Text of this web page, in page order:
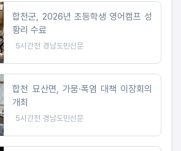
합천군, 2026년 초등학생 영어캠프 성
황리 수료
5시간전 경남도민신문
합천 묘산면, 가뭄·폭염 대책 이장회의
개최
5시간전 경남도민신문